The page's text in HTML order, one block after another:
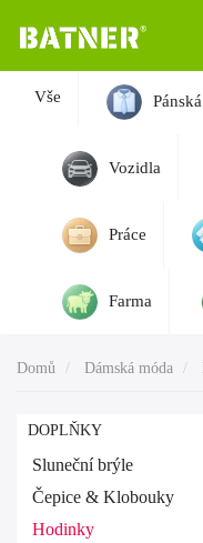
Vše
Vozidla
Práce
Farma
Domů Dámská móda
DOPLŇKY
Sluneční brýle
Čepice & Klobouky
Hodinky